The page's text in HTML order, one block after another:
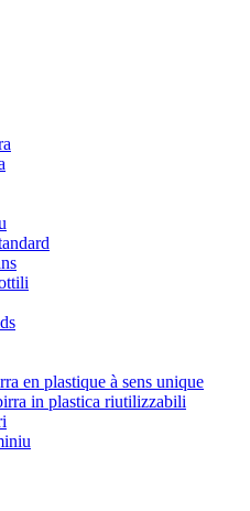
en plastique à sens unique
in plastica riutilizzabili